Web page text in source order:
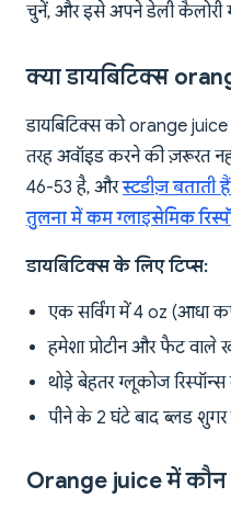
चुनें, और इसे अपने डेली कैलोरी
क्या डायबिटिक्स
डायबिटिक्स को orange juice
तरह अवॉइड करने की ज़रूरत
46-53 है, औरस्टडीज़
तुलना में कम ग्लाइसेमिक
डायबिटिक्स के लिए टिप्स:
एक सर्विंग में 4 oz (आधा
हमेशा प्रोटीन और फैट वाले
थोड़े बेहतर ग्लूकोज
पीने के 2 घंटे बाद ब्लड शुगर
Orange juice में कौन